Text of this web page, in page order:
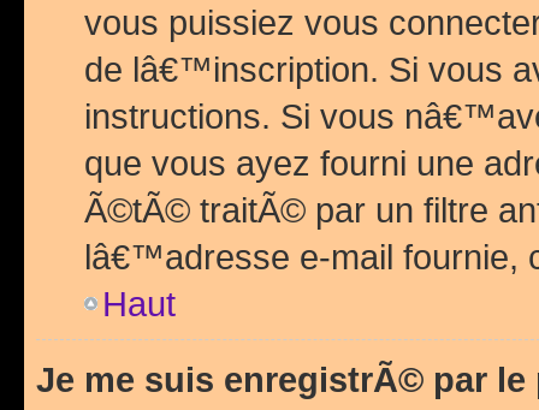
vous puissiez vous
de lâ€™inscription. Si vous
instructions. Si vous
que vous ayez fourni une
Ã©tÃ© traitÃ© par un filtre
lâ€™adresse e-mail fournie,
Haut
Je me suis enregistrÃ© par